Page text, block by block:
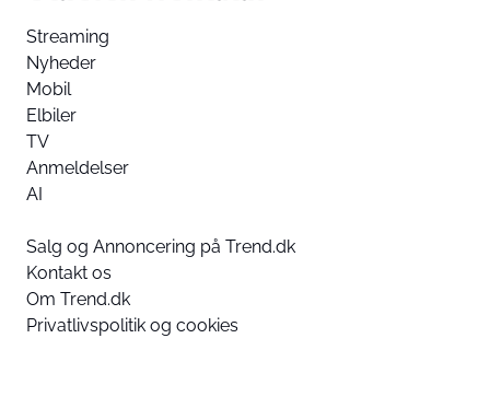
Streaming
Nyheder
Mobil
Elbiler
TV
Anmeldelser
AI
Salg og Annoncering på Trend.dk
Kontakt os
Om Trend.dk
Privatlivspolitik og cookies